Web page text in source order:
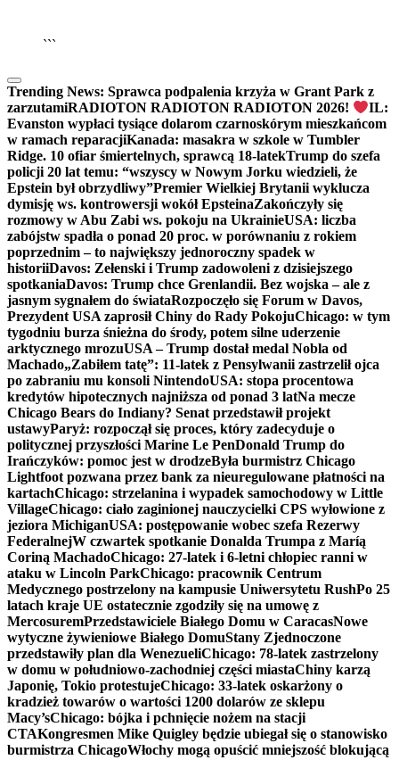
```
Trending News: Sprawca podpalenia krzyża w Grant Park z
zarzutamiRADIOTON RADIOTON RADIOTON 2026!
IL:
Evanston wypłaci tysiące dolarom czarnoskórym mieszkańcom
w ramach reparacjiKanada: masakra w szkole w Tumbler
Ridge. 10 ofiar śmiertelnych, sprawcą 18-latekTrump do szefa
policji 20 lat temu: “wszyscy w Nowym Jorku wiedzieli, że
Epstein był obrzydliwy”Premier Wielkiej Brytanii wyklucza
dymisję ws. kontrowersji wokół EpsteinaZakończyły się
rozmowy w Abu Zabi ws. pokoju na UkrainieUSA: liczba
zabójstw spadła o ponad 20 proc. w porównaniu z rokiem
poprzednim – to największy jednoroczny spadek w
historiiDavos: Zełenski i Trump zadowoleni z dzisiejszego
spotkaniaDavos: Trump chce Grenlandii. Bez wojska – ale z
jasnym sygnałem do świataRozpoczęło się Forum w Davos,
Prezydent USA zaprosił Chiny do Rady PokojuChicago: w tym
tygodniu burza śnieżna do środy, potem silne uderzenie
arktycznego mrozuUSA – Trump dostał medal Nobla od
Machado„Zabiłem tatę”: 11-latek z Pensylwanii zastrzelił ojca
po zabraniu mu konsoli NintendoUSA: stopa procentowa
kredytów hipotecznych najniższa od ponad 3 latNa mecze
Chicago Bears do Indiany? Senat przedstawił projekt
ustawyParyż: rozpoczął się proces, który zadecyduje o
politycznej przyszłości Marine Le PenDonald Trump do
Irańczyków: pomoc jest w drodzeByła burmistrz Chicago
Lightfoot pozwana przez bank za nieuregulowane płatności na
kartachChicago: strzelanina i wypadek samochodowy w Little
VillageChicago: ciało zaginionej nauczycielki CPS wyłowione z
jeziora MichiganUSA: postępowanie wobec szefa Rezerwy
FederalnejW czwartek spotkanie Donalda Trumpa z Maríą
Coriną MachadoChicago: 27-latek i 6-letni chłopiec ranni w
ataku w Lincoln ParkChicago: pracownik Centrum
Medycznego postrzelony na kampusie Uniwersytetu RushPo 25
latach kraje UE ostatecznie zgodziły się na umowę z
MercosuremPrzedstawiciele Białego Domu w CaracasNowe
wytyczne żywieniowe Białego DomuStany Zjednoczone
przedstawiły plan dla WenezueliChicago: 78-latek zastrzelony
w domu w południowo-zachodniej części miastaChiny karzą
Japonię, Tokio protestujeChicago: 33-latek oskarżony o
kradzież towarów o wartości 1200 dolarów ze sklepu
Macy’sChicago: bójka i pchnięcie nożem na stacji
CTAKongresmen Mike Quigley będzie ubiegał się o stanowisko
burmistrza ChicagoWłochy mogą opuścić mniejszość blokującą